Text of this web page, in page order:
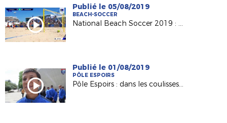
Publié le 05/08/2019
BEACH-SOCCER
National Beach Soccer 2019 : le best of !
Publié le 01/08/2019
PÔLE ESPOIRS
Pôle Espoirs : dans les coulisses du clip des 2004 !